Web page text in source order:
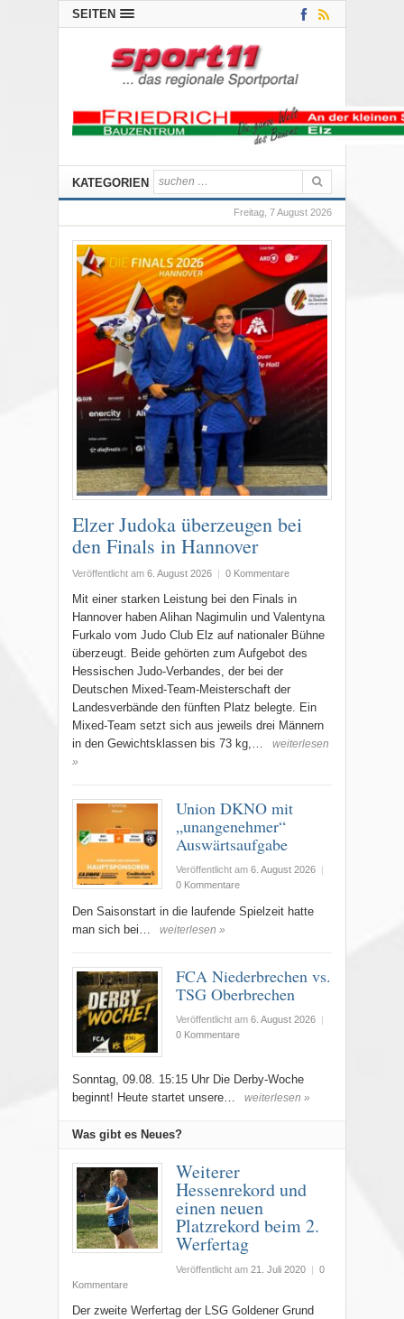
SEITEN
KATEGORIEN
Freitag, 7 August 2026
Elzer Judoka überzeugen bei
den Finals in Hannover
Veröffentlicht am 6. August 2026 0 Kommentare
Mit einer starken Leistung bei den Finals in
Hannover haben Alihan Nagimulin und Valentyna
Furkalo vom Judo Club Elz auf nationaler Bühne
überzeugt. Beide gehörten zum Aufgebot des
Hessischen Judo-Verbandes, der bei der
Deutschen Mixed-Team-Meisterschaft der
Landesverbände den fünften Platz belegte. Ein
Mixed-Team setzt sich aus jeweils drei Männern
in den Gewichtsklassen bis 73 kg,…
weiterlesen
»
Union DKNO mit
„unangenehmer“
Auswärtsaufgabe
Veröffentlicht am 6. August 2026
0 Kommentare
Den Saisonstart in die laufende Spielzeit hatte
man sich bei…
weiterlesen »
FCA Niederbrechen vs.
TSG Oberbrechen
Veröffentlicht am 6. August 2026
0 Kommentare
Sonntag, 09.08. 15:15 Uhr Die Derby-Woche
beginnt! Heute startet unsere…
weiterlesen »
Was gibt es Neues?
Weiterer
Hessenrekord und
einen neuen
Platzrekord beim 2.
Werfertag
Veröffentlicht am 21. Juli 2020
0
Kommentare
Der zweite Werfertag der LSG Goldener Grund